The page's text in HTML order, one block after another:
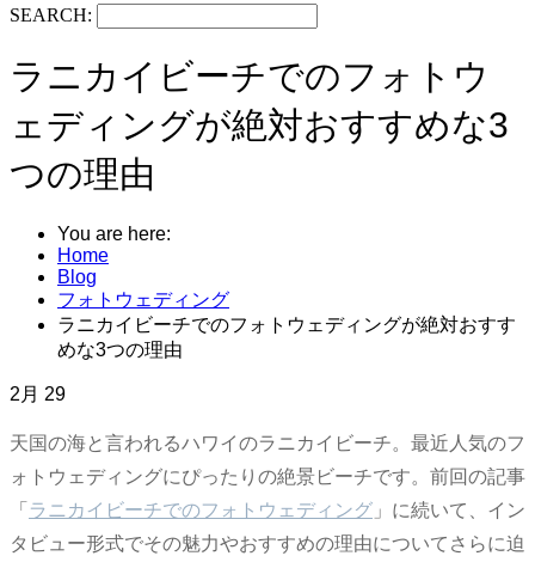
SEARCH:
ラニカイビーチでのフォトウ
ェディングが絶対おすすめな3
つの理由
You are here:
Home
Blog
フォトウェディング
ラニカイビーチでのフォトウェディングが絶対おすす
めな3つの理由
2月 29
天国の海と言われるハワイのラニカイビーチ。最近人気のフ
ォトウェディングにぴったりの絶景ビーチです。前回の記事
「 ラニカイビーチでのフォトウェディング 」に続いて、イン
タビュー形式でその魅力やおすすめの理由についてさらに迫